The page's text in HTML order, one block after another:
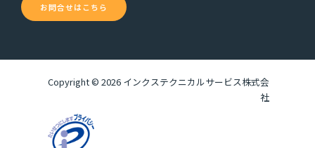
お問合せはこちら
Copyright © 2026 インクステクニカルサービス株式会
社